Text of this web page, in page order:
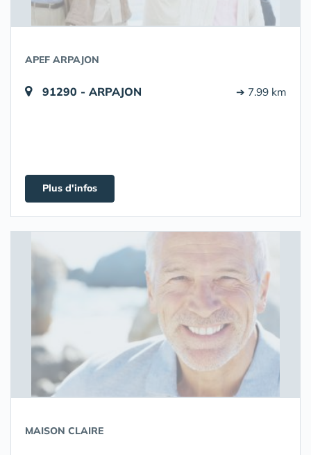
APEF ARPAJON
91290 - ARPAJON ➔ 7.99 km
Plus d'infos
MAISON CLAIRE